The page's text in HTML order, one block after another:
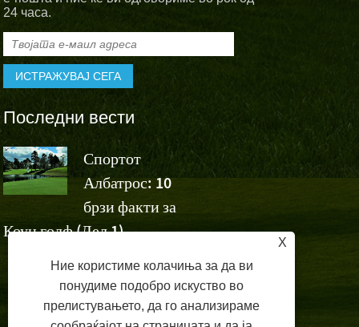
24 часа.
Последни вести
Спортот
Албатрос: 10
брзи факти за
Коун голф (Дел 1)
Албатрос
Ашун на Volvo China
X
Ние користиме колачиња за да ви
понудиме подобро искуство во
прелистувањето, да го анализираме